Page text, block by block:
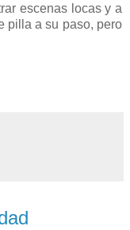
escenas locas y a
pilla a su paso, pero